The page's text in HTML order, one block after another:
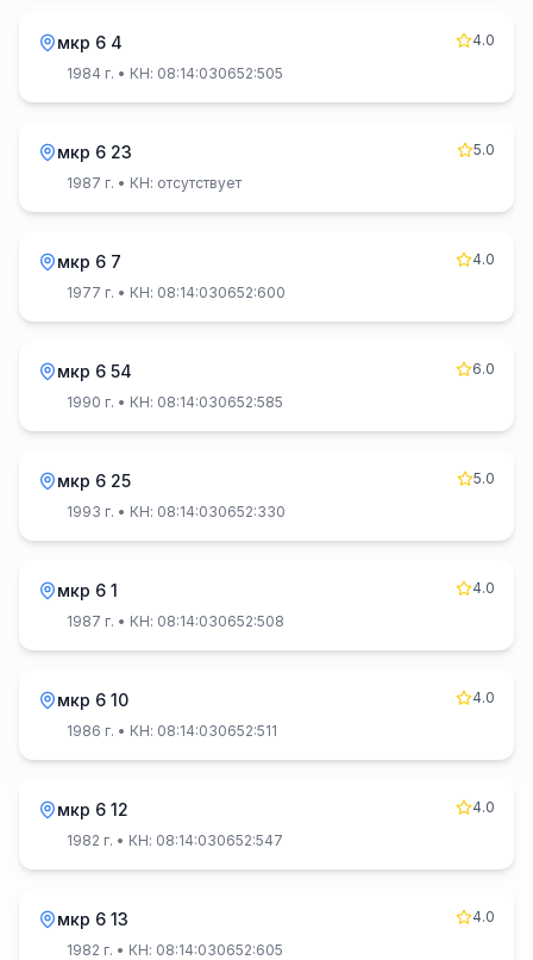
мкр 6 4
4.0
1984 г. • КН: 08:14:030652:505
мкр 6 23
5.0
1987 г. • КН: отсутствует
мкр 6 7
4.0
1977 г. • КН: 08:14:030652:600
мкр 6 54
6.0
1990 г. • КН: 08:14:030652:585
мкр 6 25
5.0
1993 г. • КН: 08:14:030652:330
мкр 6 1
4.0
1987 г. • КН: 08:14:030652:508
мкр 6 10
4.0
1986 г. • КН: 08:14:030652:511
мкр 6 12
4.0
1982 г. • КН: 08:14:030652:547
мкр 6 13
4.0
1982 г. • КН: 08:14:030652:605